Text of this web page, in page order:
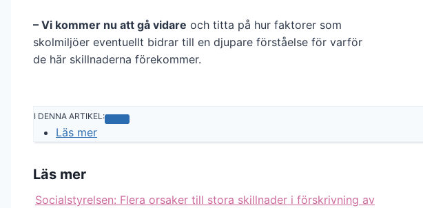
– Vi kommer nu att gå vidare och titta på hur faktorer som
skolmiljöer eventuellt bidrar till en djupare förståelse för varför
de här skillnaderna förekommer.
I DENNA ARTIKEL:
Läs mer
Läs mer
Socialstyrelsen: Flera orsaker till stora skillnader i förskrivning av